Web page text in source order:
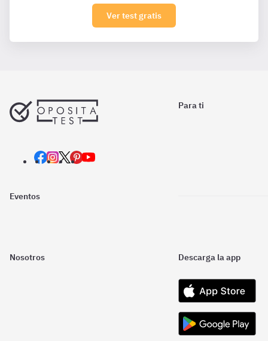
Ver test gratis
Para ti
Eventos
Nosotros Descarga la app